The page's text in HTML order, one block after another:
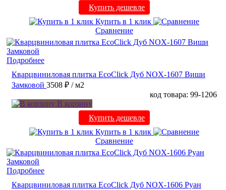
Купить дешевле
Купить в 1 клик
Сравнение
Подробнее
Кварцвиниловая плитка EcoClick Дуб NOX-1607 Виши
Замковой 3508 ₽ / м2
код товара: 99-1206
В корзину
Купить дешевле
Купить в 1 клик
Сравнение
Подробнее
Кварцвиниловая плитка EcoClick Дуб NOX-1606 Руан